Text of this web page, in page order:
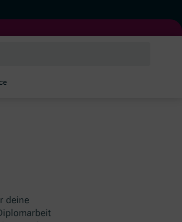
deine